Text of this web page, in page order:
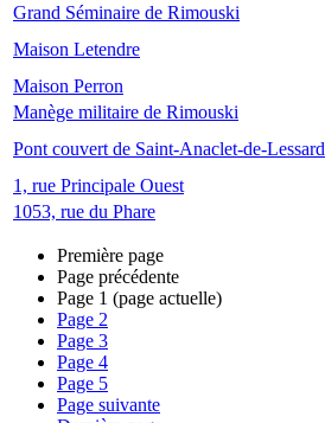
Grand Séminaire de Rimouski
Maison Letendre
Maison Perron
Manège militaire de Rimouski
Pont couvert de Saint-Anaclet-de-Lessard
1, rue Principale Ouest
1053, rue du Phare
Première page
Page précédente
Page 1 (page actuelle)
Page 2
Page 3
Page 4
Page 5
Page suivante